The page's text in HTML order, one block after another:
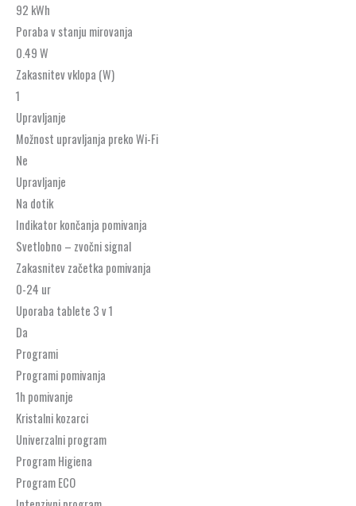
92 kWh
Poraba v stanju mirovanja
0.49 W
Zakasnitev vklopa (W)
1
Upravljanje
Možnost upravljanja preko Wi-Fi
Ne
Upravljanje
Na dotik
Indikator končanja pomivanja
Svetlobno – zvočni signal
Zakasnitev začetka pomivanja
0-24 ur
Uporaba tablete 3 v 1
Da
Programi
Programi pomivanja
1h pomivanje
Kristalni kozarci
Univerzalni program
Program Higiena
Program ECO